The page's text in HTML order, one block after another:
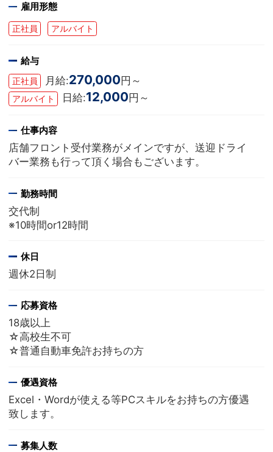
雇用形態
正社員 アルバイト
給与
正社員 月給:270,000円～
アルバイト 日給:12,000 円～
仕事内容
店舗フロント受付業務がメインですが、送迎ドライ
バー業務も行って頂く場合もございます。
勤務時間
交代制
※10時間or12時間
休日
週休2日制
応募資格
18歳以上
☆高校生不可
☆普通自動車免許お持ちの方
優遇資格
Excel・Wordが使える等PCスキルをお持ちの方優遇
致します。
募集人数